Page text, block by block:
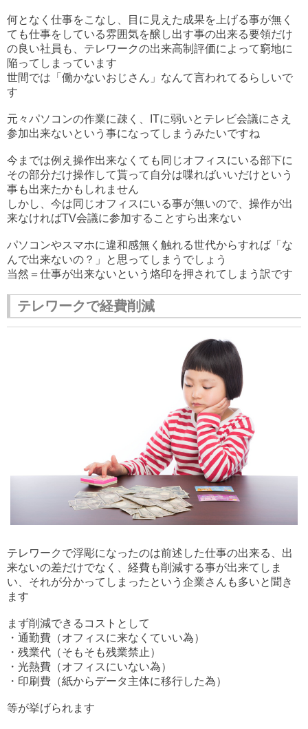
何となく仕事をこなし、目に見えた成果を上げる事が無く
ても仕事をしている雰囲気を醸し出す事の出来る要領だけ
の良い社員も、テレワークの出来高制評価によって窮地に
陥ってしまっています
世間では「働かないおじさん」なんて言われてるらしいで
す
元々パソコンの作業に疎く、ITに弱いとテレビ会議にさえ
参加出来ないという事になってしまうみたいですね
今までは例え操作出来なくても同じオフィスにいる部下に
その部分だけ操作して貰って自分は喋ればいいだけという
事も出来たかもしれません
しかし、今は同じオフィスにいる事が無いので、操作が出
来なければTV会議に参加することすら出来ない
パソコンやスマホに違和感無く触れる世代からすれば「な
んで出来ないの？」と思ってしまうでしょう
当然＝仕事が出来ないという烙印を押されてしまう訳です
テレワークで経費削減
テレワークで浮彫になったのは前述した仕事の出来る、出
来ないの差だけでなく、経費も削減する事が出来てしま
い、それが分かってしまったという企業さんも多いと聞き
ます
まず削減できるコストとして
・通勤費（オフィスに来なくていい為）
・残業代（そもそも残業禁止）
・光熱費（オフィスにいない為）
・印刷費（紙からデータ主体に移行した為）
等が挙げられます